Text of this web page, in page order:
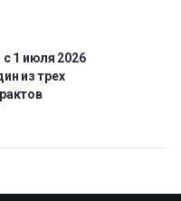
1 июля 2026
из трех